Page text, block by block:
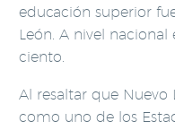
educación superior
León. A nivel
ciento.
Al resaltar que Nuevo
como uno de los